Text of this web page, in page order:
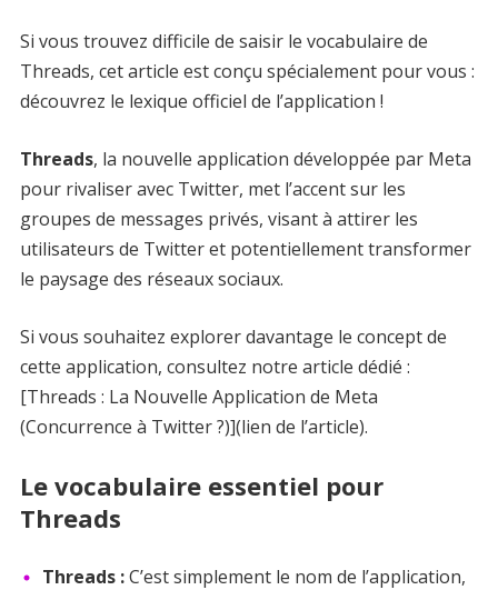
Si vous trouvez difficile de saisir le vocabulaire de
Threads, cet article est conçu spécialement pour vous :
découvrez le lexique officiel de l’application !
Threads, la nouvelle application développée par Meta
pour rivaliser avec Twitter, met l’accent sur les
groupes de messages privés, visant à attirer les
utilisateurs de Twitter et potentiellement transformer
le paysage des réseaux sociaux.
Si vous souhaitez explorer davantage le concept de
cette application, consultez notre article dédié :
[Threads : La Nouvelle Application de Meta
(Concurrence à Twitter ?)](lien de l’article).
Le vocabulaire essentiel pour
Threads
Threads :C’est simplement le nom de l’application,